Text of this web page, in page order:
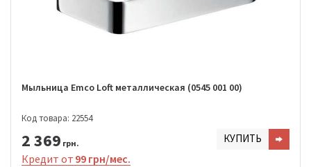
Мыльница Emco Loft металлическая (0545 001 00)
Код товара: 22554
2 369 грн. КУПИТЬ
Кредит от 99 грн/мес.